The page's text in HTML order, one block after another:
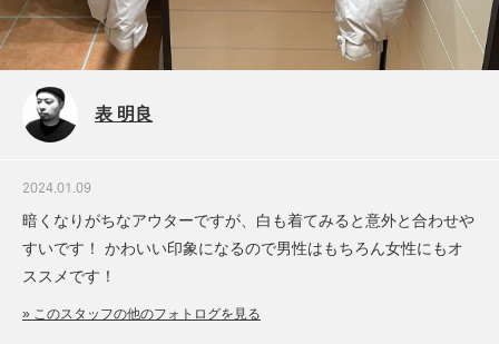
表 明良
2024.01.09
暗くなりがちなアウターですが、白も着てみると意外と合わせや
すいです！ かわいい印象になるので男性はもちろん女性にもオ
ススメです！
» このスタッフの他のフォトログを見る